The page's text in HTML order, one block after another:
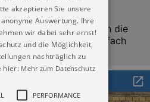
Grafik, Plastik, oder
in der Böttcherfabrik
. Kennen Sie auch schon die
Pobershau? Einfach
akzeptieren Sie unsere
Auswertung. Ihre
wir dabei sehr ernst!
und die Möglichkeit,
nachträglich zu
hier: Mehr zum Datenschutz
PERFORMANCE